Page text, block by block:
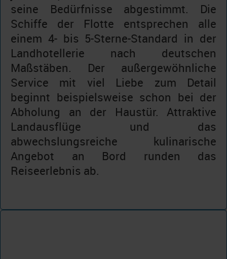
seine Bedürfnisse abgestimmt. Die
Schiffe der Flotte entsprechen alle
einem 4- bis 5-Sterne-Standard in der
Landhotellerie nach deutschen
Maßstäben. Der außergewöhnliche
Service mit viel Liebe zum Detail
beginnt beispielsweise schon bei der
Abholung an der Haustür. Attraktive
Landausflüge und das
abwechslungsreiche kulinarische
Angebot an Bord runden das
Reiseerlebnis ab.